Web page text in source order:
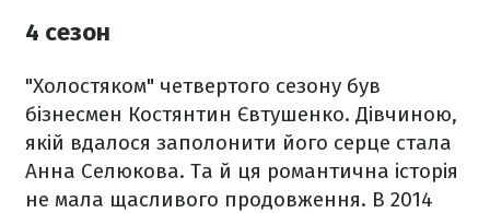
4 сезон
"Холостяком" четвертого сезону був
бізнесмен Костянтин Євтушенко. Дівчиною,
якій вдалося заполонити його серце стала
Анна Селюкова. Та й ця романтична історія
не мала щасливого продовження. В 2014